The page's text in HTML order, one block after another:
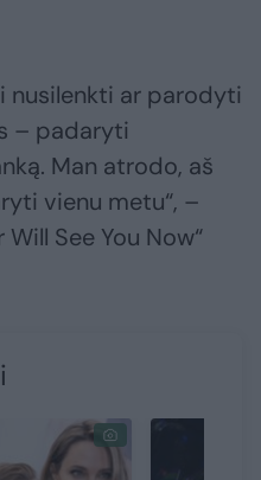
nusilenkti ar parodyti
– padaryti
Man atrodo, aš
vienu metu“, –
See You Now“